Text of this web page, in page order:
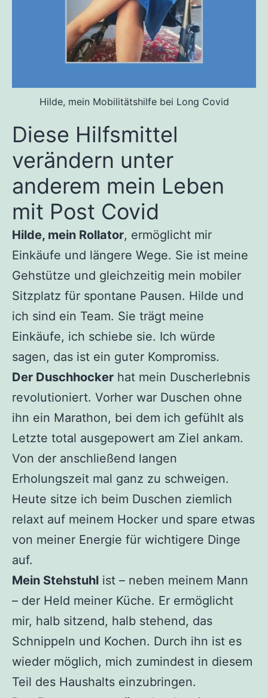
Hilde, mein Mobilitätshilfe bei Long Covid
Diese Hilfsmittel
verändern unter
anderem mein Leben
mit Post Covid
Hilde, mein Rollator, ermöglicht mir
Einkäufe und längere Wege. Sie ist meine
Gehstütze und gleichzeitig mein mobiler
Sitzplatz für spontane Pausen. Hilde und
ich sind ein Team. Sie trägt meine
Einkäufe, ich schiebe sie. Ich würde
sagen, das ist ein guter Kompromiss.
Der Duschhocker hat mein Duscherlebnis
revolutioniert. Vorher war Duschen ohne
ihn ein Marathon, bei dem ich gefühlt als
Letzte total ausgepowert am Ziel ankam.
Von der anschließend langen
Erholungszeit mal ganz zu schweigen.
Heute sitze ich beim Duschen ziemlich
relaxt auf meinem Hocker und spare etwas
von meiner Energie für wichtigere Dinge
auf.
Mein Stehstuhl ist – neben meinem Mann
– der Held meiner Küche. Er ermöglicht
mir, halb sitzend, halb stehend, das
Schnippeln und Kochen. Durch ihn ist es
wieder möglich, mich zumindest in diesem
Teil des Haushalts einzubringen.